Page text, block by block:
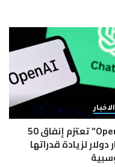
“OpenAI” تعتزم إنفاق 50
دولار لزيادة قدراتها